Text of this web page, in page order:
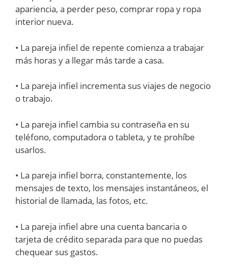
apariencia, a perder peso, comprar ropa y ropa
interior nueva.
• La pareja infiel de repente comienza a trabajar
más horas y a llegar más tarde a casa.
• La pareja infiel incrementa sus viajes de negocio
o trabajo.
• La pareja infiel cambia su contraseña en su
teléfono, computadora o tableta, y te prohíbe
usarlos.
• La pareja infiel borra, constantemente, los
mensajes de texto, los mensajes instantáneos, el
historial de llamada, las fotos, etc.
• La pareja infiel abre una cuenta bancaria o
tarjeta de crédito separada para que no puedas
chequear sus gastos.